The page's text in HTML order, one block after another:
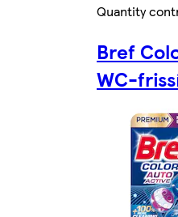
Quantity
Bref
WC-